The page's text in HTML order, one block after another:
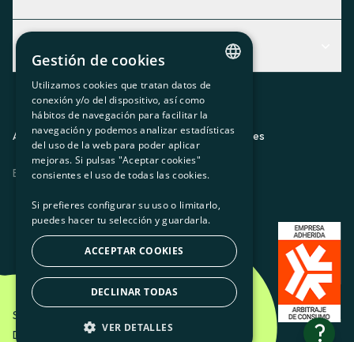
Descubre qué servicio te encaja mejor
Contacto
Actualidad
El rincón de la socia
Prensa
Trabaja con nosotros
Aviso legalPolítica de privacidadPolítica de cookies
ES CAGLEU
Som Energia SCCL - 2026
Diseño creativo de Etéreo Design.
?
CATALAN
SPANISH
GL
BASQUE
Gestión de cookies
Utilizamos cookies que tratan datos de
conexión y/o del dispositivo, así como
hábitos de navegación para facilitar la
navegación y podemos analizar estadísticas
del uso de la web para poder aplicar
mejoras. Si pulsas "Aceptar cookies"
consientes el uso de todas las cookies.
Si prefieres configurar su uso o limitarlo,
puedes hacer tu selección y guardarla.
ACCEPTAR COOKIES
DECLINAR TODAS
VER DETALLES